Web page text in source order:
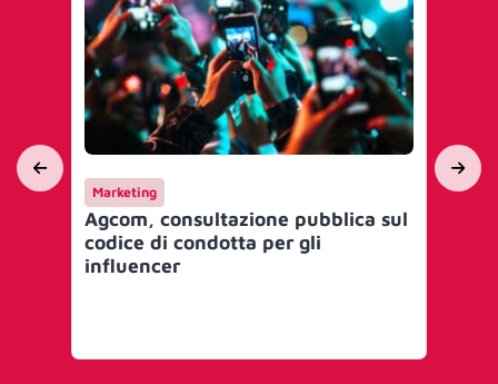
Marketing
Agcom, consultazione pubblica sul
codice di condotta per gli
influencer